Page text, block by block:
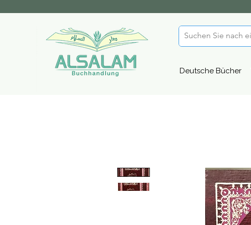
Deutsche Bücher